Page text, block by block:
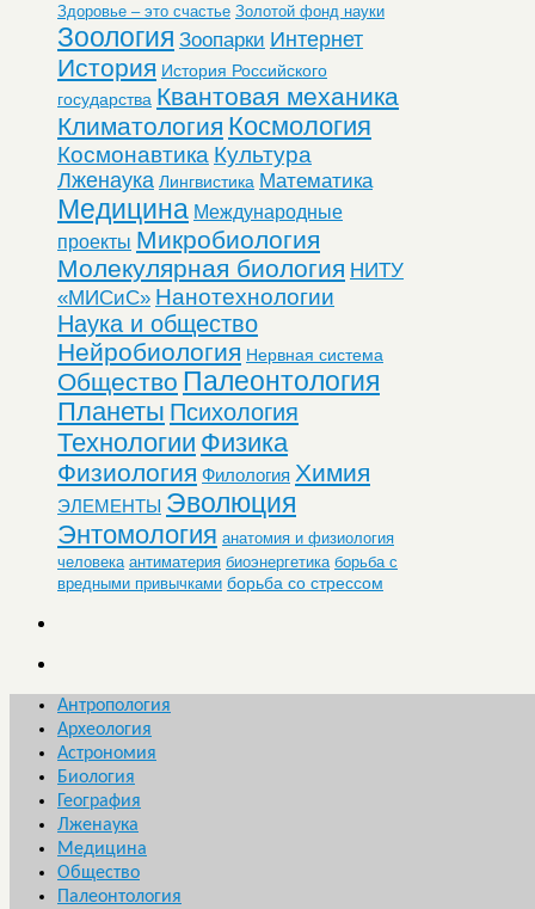
Здоровье – это счастье Золотой фонд науки
Зоология Зоопарки Интернет
История История Российского
государства Квантовая механика
Климатология Космология
Космонавтика Культура
Лженаука Лингвистика Математика
Медицина Международные
проекты Микробиология
Молекулярная биология НИТУ
«МИСиС» Нанотехнологии
Наука и общество
Нейробиология Нервная система
Общество Палеонтология
Планеты Психология
Технологии Физика
Физиология Филология Химия
ЭЛЕМЕНТЫ Эволюция
Энтомология анатомия и физиология
человека антиматерия биоэнергетика борьба с
вредными привычками борьба со стрессом
Антропология
Археология
Астрономия
Биология
География
Лженаука
Медицина
Общество
Палеонтология